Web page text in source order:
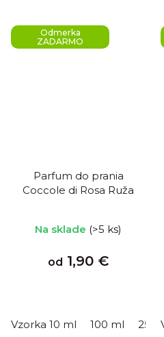
Odmerka
ZADARMO
Parfum do prania
Coccole di Rosa Ruža
Na sklade (>5 ks)
od 1,90 €
Vzorka 10 ml 100 ml 250